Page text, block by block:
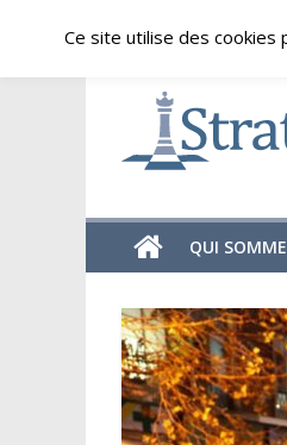
content
vendredi, août 7,
Expertise
Analyses
géostratégiques
QUI
Ce site utilise des cookies